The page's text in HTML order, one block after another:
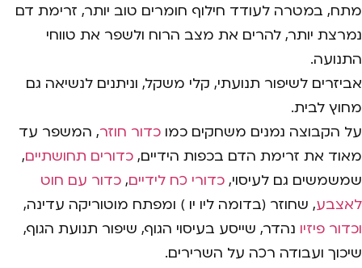
מתח, במטרה לעודד חילוף חומרים טוב יותר, זרימת דם
נמרצת יותר, להרים את מצב הרוח ולשפר את טווחי
התנועה.
אביזרים לשיפור תנועתי, קלי משקל, וניתנים לנשיאה גם
מחוץ לבית.
על הקבוצה נמנים משחקים כמו כדור חוזר, המשפר עד
מאוד את זרימת הדם בכפות הידיים, כדורים תחושתיים,
שמשמשים גם לעיסוי, כדורי כח לידיים, כדור עם חוט
לאצבע, שחוזר (בדומה ליו יו ) ומפתח מוטוריקה עדינה,
וכדור פיזיו נהדר, שייסע בעיסוי הגוף, שיפור תנועת הגוף,
שיכוך ועבודה רכה על השרירים.